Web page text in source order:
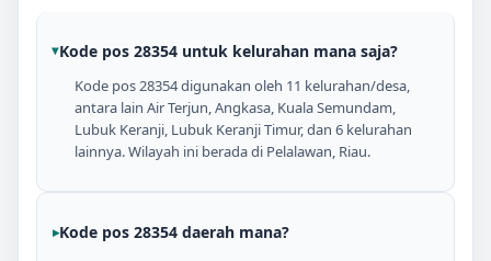
Kode pos 28354 untuk kelurahan mana saja?
Kode pos 28354 digunakan oleh 11 kelurahan/desa,
antara lain Air Terjun, Angkasa, Kuala Semundam,
Lubuk Keranji, Lubuk Keranji Timur, dan 6 kelurahan
lainnya. Wilayah ini berada di Pelalawan, Riau.
Kode pos 28354 daerah mana?